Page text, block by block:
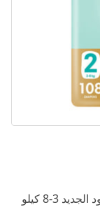
بامبرز حفاضات عناية مميزة مقاس (2) المولود الجديد 3-8 كيلو